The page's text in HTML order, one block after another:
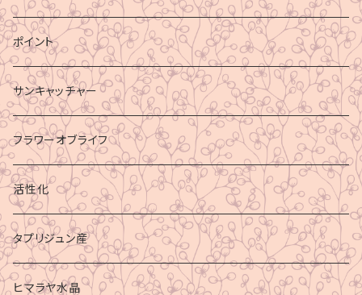
ポイント
サンキャッチャー
フラワーオブライフ
活性化
タプリジュン産
ヒマラヤ水晶